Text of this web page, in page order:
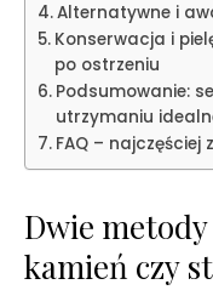
Alternatywne i
Konserwacja i
po ostrzeniu
Podsumowanie:
utrzymaniu
FAQ –
Dwie
kamień czy